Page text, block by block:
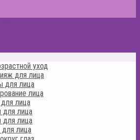
уход
для лица
для лица
лица
лица
для лица
лица
лица